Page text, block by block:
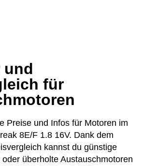
und
für
Preise und Infos für Motoren im
8E/F 1.8 16V. Dank dem
kannst du günstige
überholte Austauschmotoren